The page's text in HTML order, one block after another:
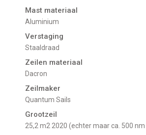
Mast materiaal
Aluminium
Verstaging
Staaldraad
Zeilen materiaal
Dacron
Zeilmaker
Quantum Sails
Grootzeil
25,2 m2 2020 (echter maar ca. 500